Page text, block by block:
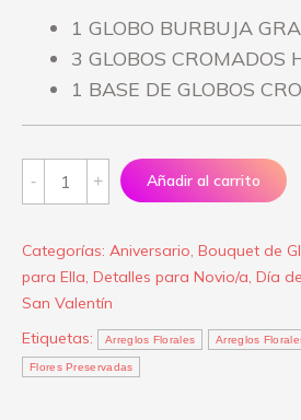
1 GLOBO BURBUJA
3 GLOBOS CROMADOS
1 BASE DE GLOBOS
Bouquet
de
“Perfect
for
quantity
Añadir al carrito
Categorías: Aniversario, Bouquet de
para Ella, Detalles para Novio/a, Día
San Valentín
Etiquetas:
Arreglos Florales Arreglos
Flores Preservadas